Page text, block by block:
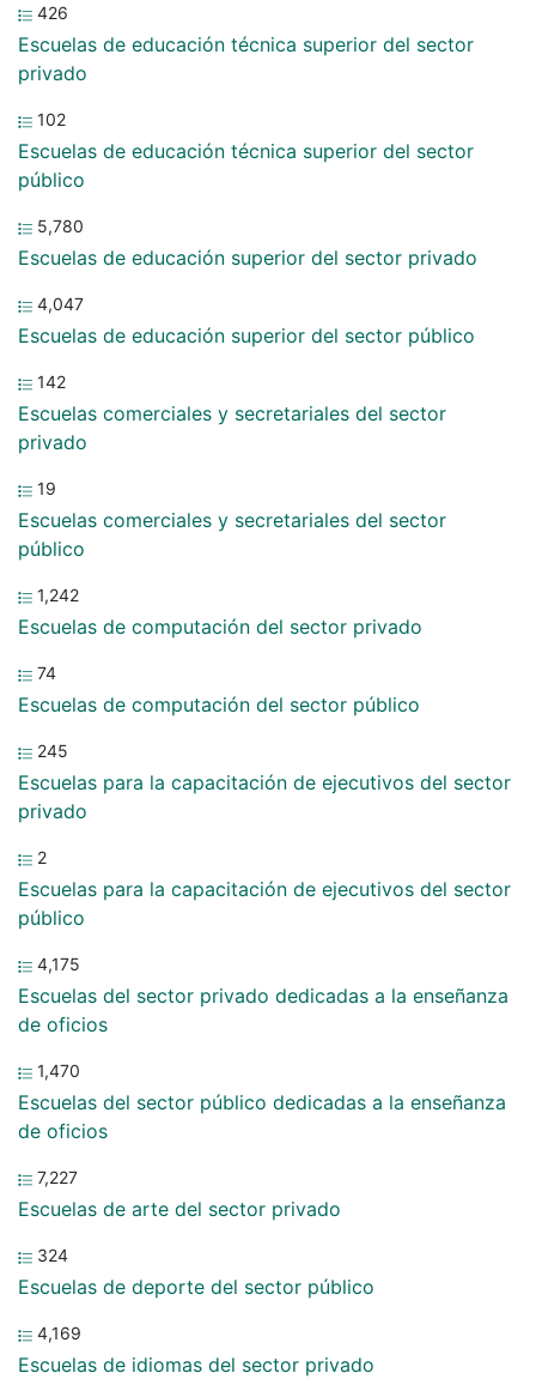
426
Escuelas de educación técnica superior del sector
privado
102
Escuelas de educación técnica superior del sector
público
5,780
Escuelas de educación superior del sector privado
4,047
Escuelas de educación superior del sector público
142
Escuelas comerciales y secretariales del sector
privado
19
Escuelas comerciales y secretariales del sector
público
1,242
Escuelas de computación del sector privado
74
Escuelas de computación del sector público
245
Escuelas para la capacitación de ejecutivos del sector
privado
2
Escuelas para la capacitación de ejecutivos del sector
público
4,175
Escuelas del sector privado dedicadas a la enseñanza
de oficios
1,470
Escuelas del sector público dedicadas a la enseñanza
de oficios
7,227
Escuelas de arte del sector privado
324
Escuelas de deporte del sector público
4,169
Escuelas de idiomas del sector privado